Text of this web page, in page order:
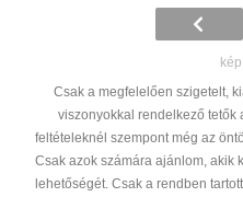
Csak a megfelelően szigetelt,
viszonyokkal rendelkező tetők
feltételeknél szempont még az
Csak azok számára ajánlom, akik
lehetőségét. Csak a rendben